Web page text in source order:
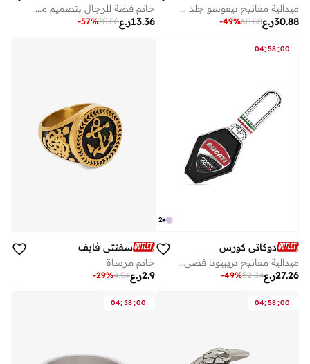
ميدالية مفاتيح تيفوسو جلد وفولاذ أسود للرجال
ر.ع30.88
60.08
-49%
خاتم فضة للرجال بتصميم مشط
ر.ع13.36
30.88
-57%
04:58:00
+
2
دوكاتي كورس
ميدالية مفاتيح تريبيونا فضي وأسود بالمينا للرجال
ر.ع27.26
52.84
-49%
سفنتي فايف
خاتم مرساة
ر.ع2.9
4.04
-29%
04:58:00
04:58:00